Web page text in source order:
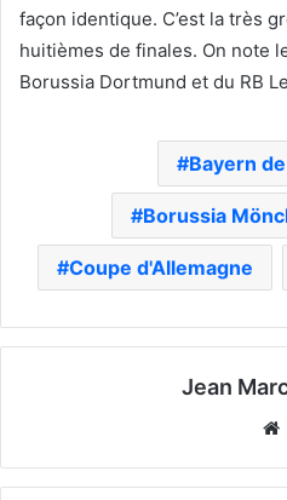
façon identique. C’est la très
huitièmes de finales. On note
Borussia Dortmund et du RB
Bayern
Borussia
Coupe d'Allemagne
Jean